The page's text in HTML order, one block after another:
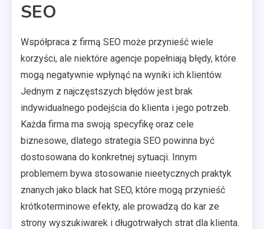
SEO
Współpraca z firmą SEO może przynieść wiele
korzyści, ale niektóre agencje popełniają błędy, które
mogą negatywnie wpłynąć na wyniki ich klientów.
Jednym z najczęstszych błędów jest brak
indywidualnego podejścia do klienta i jego potrzeb.
Każda firma ma swoją specyfikę oraz cele
biznesowe, dlatego strategia SEO powinna być
dostosowana do konkretnej sytuacji. Innym
problemem bywa stosowanie nieetycznych praktyk
znanych jako black hat SEO, które mogą przynieść
krótkoterminowe efekty, ale prowadzą do kar ze
strony wyszukiwarek i długotrwałych strat dla klienta.